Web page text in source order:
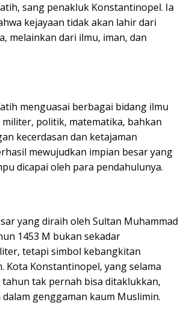
sang penakluk Konstantinopel. Ia
kejayaan tidak akan lahir dari
melainkan dari ilmu, iman, dan
menguasai berbagai bidang ilmu
politik, matematika, bahkan
kecerdasan dan ketajaman
mewujudkan impian besar yang
dicapai oleh para pendahulunya.
yang diraih oleh Sultan Muhammad
1453 M bukan sekadar
tetapi simbol kebangkitan
Kota Konstantinopel, yang selama
tak pernah bisa ditaklukkan,
genggaman kaum Muslimin.